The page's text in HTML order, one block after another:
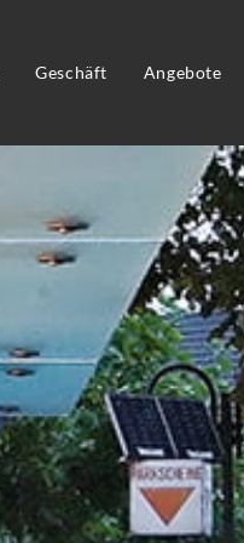
Geschäft Angebote